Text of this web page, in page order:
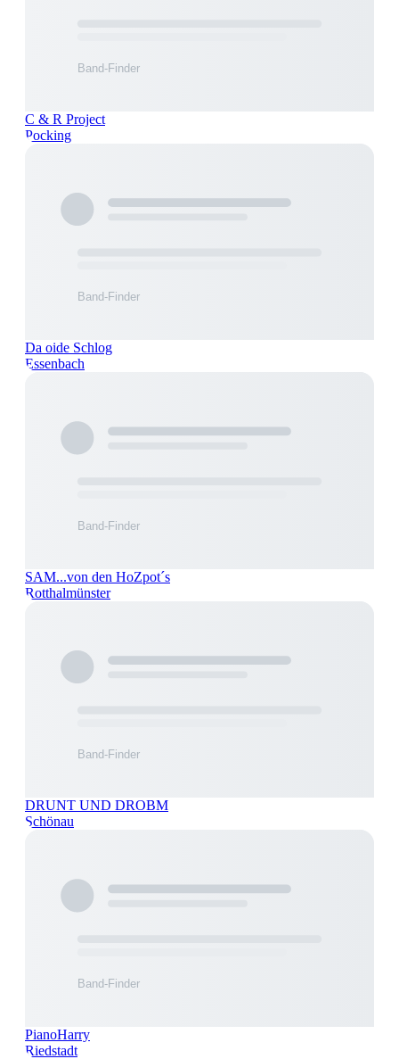
C & R Project
Pocking
Da oide Schlog
Essenbach
SAM...von den HoZpot´s
Rotthalmünster
DRUNT UND DROBM
Schönau
PianoHarry
Riedstadt